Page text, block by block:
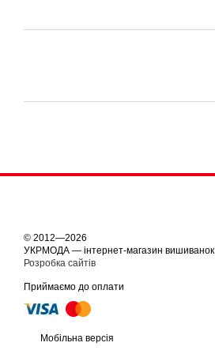
© 2012—2026
УКРМОДА — інтернет-магазин вишиванок
Розробка сайтів
Приймаємо до оплати
Мобільна версія